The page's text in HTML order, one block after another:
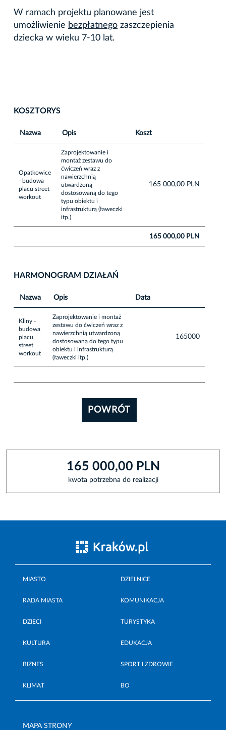
W ramach projektu planowane jest
umożliwienie bezpłatnego zaszczepienia
dziecka w wieku 7-10 lat.
KOSZTORYS
Nazwa Opis Koszt
Opatkowice
- budowa
placu street
workout
Zaprojektowanie i
montaż zestawu do
ćwiczeń wraz z
nawierzchnią
utwardzoną
dostosowaną do tego
typu obiektu i
infrastrukturą (ławeczki
itp.)
165 000,00 PLN
165 000,00 PLN
HARMONOGRAM DZIAŁAŃ
Nazwa Opis Data
Kliny -
budowa
placu
street
workout
Zaprojektowanie i montaż
zestawu do ćwiczeń wraz z
nawierzchnią utwardzoną
dostosowaną do tego typu
obiektu i infrastrukturą
(ławeczki itp.)
165000
POWRÓT
165 000,00 PLN
kwota potrzebna do realizacji
MIASTO DZIELNICE
RADA MIASTA KOMUNIKACJA
DZIECI TURYSTYKA
KULTURA EDUKACJA
BIZNES SPORT I ZDROWIE
KLIMAT BO
MAPA STRONY